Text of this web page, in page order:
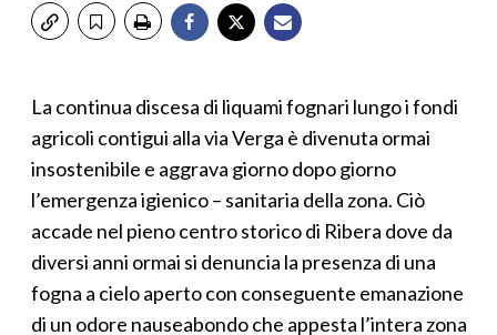
La continua discesa di liquami fognari lungo i fondi
agricoli contigui alla via Verga è divenuta ormai
insostenibile e aggrava giorno dopo giorno
l’emergenza igienico – sanitaria della zona. Ciò
accade nel pieno centro storico di Ribera dove da
diversi anni ormai si denuncia la presenza di una
fogna a cielo aperto con conseguente emanazione
di un odore nauseabondo che appesta l’intera zona